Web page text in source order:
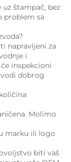
štampač, bez
problem sa
napravljeni za
i
inspekcioni
dobrog
Molimo
marku ili logo
biti vaš